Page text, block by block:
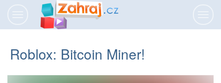
Roblox: Bitcoin Miner!